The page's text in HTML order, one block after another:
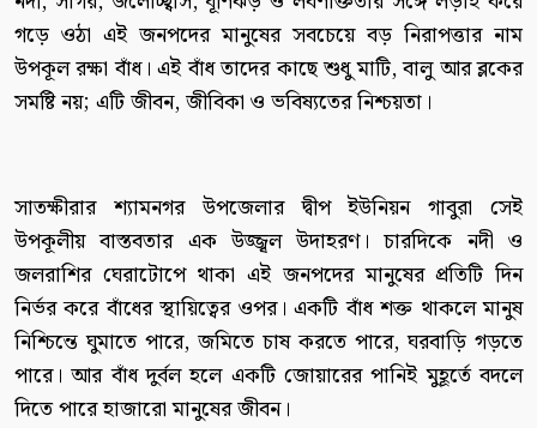
গড়ে ওঠা এই জনপদের মানুষের সবচেয়ে বড় নিরাপত্তার নাম
উপকূল রক্ষা বাঁধ। এই বাঁধ তাদের কাছে শুধু মাটি, বালু আর ব্লকের
সমষ্টি নয়; এটি জীবন, জীবিকা ও ভবিষ্যতের নিশ্চয়তা।
সাতক্ষীরার শ্যামনগর উপজেলার দ্বীপ ইউনিয়ন গাবুরা সেই
উপকূলীয় বাস্তবতার এক উজ্জ্বল উদাহরণ। চারদিকে নদী ও
জলরাশির ঘেরাটোপে থাকা এই জনপদের মানুষের প্রতিটি দিন
নির্ভর করে বাঁধের স্থায়িত্বের ওপর। একটি বাঁধ শক্ত থাকলে মানুষ
নিশ্চিন্তে ঘুমাতে পারে, জমিতে চাষ করতে পারে, ঘরবাড়ি গড়তে
পারে। আর বাঁধ দুর্বল হলে একটি জোয়ারের পানিই মুহূর্তে বদলে
দিতে পারে হাজারো মানুষের জীবন।